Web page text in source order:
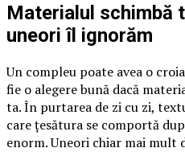
Materialul schimbă
uneori îl ignorăm
Un compleu poate avea o
fie o alegere bună dacă
ta. În purtarea de zi cu zi,
care țesătura se comportă
enorm. Uneori chiar mai mult